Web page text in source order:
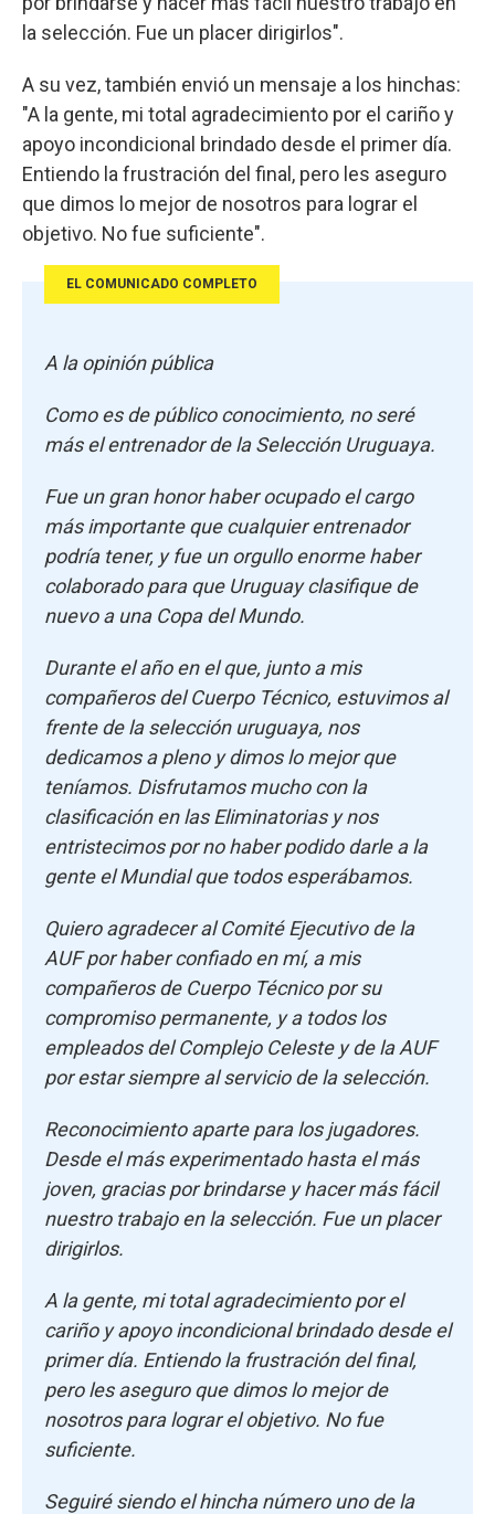
la selección. Fue un placer dirigirlos".
A su vez, también envió un mensaje a los hinchas:
"A la gente, mi total agradecimiento por el cariño y
apoyo incondicional brindado desde el primer día.
Entiendo la frustración del final, pero les aseguro
que dimos lo mejor de nosotros para lograr el
objetivo. No fue suficiente".
EL COMUNICADO COMPLETO
A la opinión pública
Como es de público conocimiento, no seré
más el entrenador de la Selección Uruguaya.
Fue un gran honor haber ocupado el cargo
más importante que cualquier entrenador
podría tener, y fue un orgullo enorme haber
colaborado para que Uruguay clasifique de
nuevo a una Copa del Mundo.
Durante el año en el que, junto a mis
compañeros del Cuerpo Técnico, estuvimos al
frente de la selección uruguaya, nos
dedicamos a pleno y dimos lo mejor que
teníamos. Disfrutamos mucho con la
clasificación en las Eliminatorias y nos
entristecimos por no haber podido darle a la
gente el Mundial que todos esperábamos.
Quiero agradecer al Comité Ejecutivo de la
AUF por haber confiado en mí, a mis
compañeros de Cuerpo Técnico por su
compromiso permanente, y a todos los
empleados del Complejo Celeste y de la AUF
por estar siempre al servicio de la selección.
Reconocimiento aparte para los jugadores.
Desde el más experimentado hasta el más
joven, gracias por brindarse y hacer más fácil
nuestro trabajo en la selección. Fue un placer
dirigirlos.
A la gente, mi total agradecimiento por el
cariño y apoyo incondicional brindado desde el
primer día. Entiendo la frustración del final,
pero les aseguro que dimos lo mejor de
nosotros para lograr el objetivo. No fue
suficiente.
Seguiré siendo el hincha número uno de la